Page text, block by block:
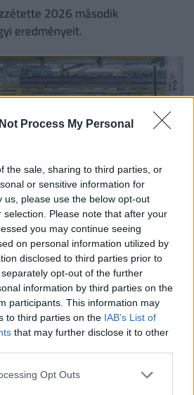
Process My Personal
the sale, sharing to third parties, or
or sensitive information for
us, please use the below opt-out
Please note that after your
you may continue seeing
on personal information utilized by
disclosed to third parties prior to
opt-out of the further
information by third parties on the
participants. This information may
to third parties on the IAB’s List of
that may further disclose it to other
Opt Outs
2026 második
eredményeit.
béreket a
asztalra csaptak,
meg az
aktívvá váltak a hazai